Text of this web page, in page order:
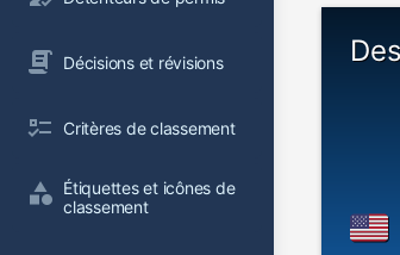
Décisions et révisions
Critères de classement
Étiquettes et icônes de
classement